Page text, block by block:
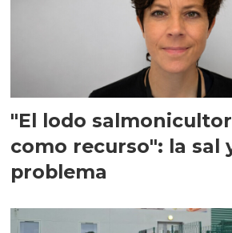
"El lodo
como recurso": la sal
problema